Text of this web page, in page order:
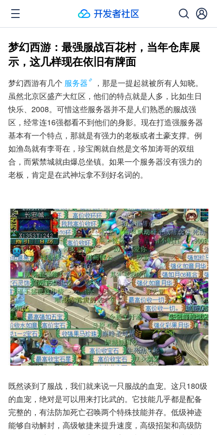
梦幻西游：最强服战百花村，当年仓库展
示，这几样现在依旧有牌面
梦幻西游有几个 服务器
，那是一提起就被所有人知晓。
虽然北京区盛产大红区，他们的特点就是人多，比如生日
快乐、2008。可惜这些服务器并不是人们熟悉的服战强
区，经常连16强都看不到他们的身影。现在打造强服务器
基本有一个特点，那就是有强力的老板或者土豪支撑。例
如渔岛就有李哥在，珍宝阁就自然是文爷加涛哥的双组
合，而紫禁城就由爆总坐镇。如果一个服务器没有强力的
老板，肯定是在武神坛拿不到好名词的。
既然谈到了服战，我们就来说一只服战的血宠。这只180级
的血宠，绝对是可以用来打比武的。它技能几乎都是配备
完整的，有法防加死亡召唤两个特殊技能并存。低级神迹
能够自动解封，高级敏捷来提升速度，高级招架和高级防